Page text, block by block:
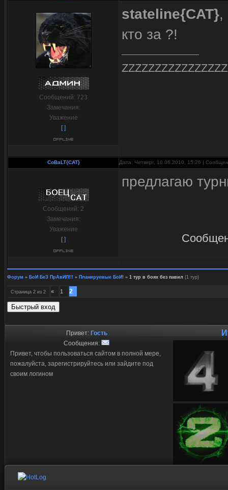
Сообщений: 723
Замечания:
Уважение
[ ]
stateline{CAT},
кто за ?!
CoBaLT{CAT} Дата: Четверг, 10.06.2010, 15:26 |
Сообщений: 2
Замечания:
Уважение
[ ]
предлагаю
Форум » БоИ БеЗ ПрАвИЛ!!! » Планируемые БоИ! » 1 тур в боях без павил (1 тур)
Страница 2 из 2 « 1 2
Привет: Гость
Сообщения:
Привет, чтобы пользоваться сайтом в полной мере,
пожалуйста, зарегистрируйтесь или зайдите под
своим логином